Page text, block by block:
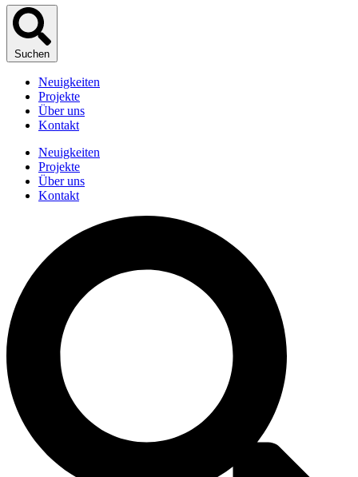
Suchen
Neuigkeiten
Projekte
Über uns
Kontakt
Neuigkeiten
Projekte
Über uns
Kontakt